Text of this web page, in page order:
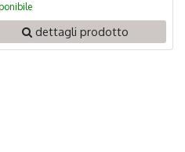
dettagli prodotto